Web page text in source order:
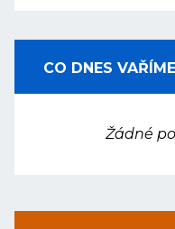
CO DNES VAŘÍME
Žádné